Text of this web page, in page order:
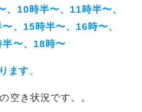
、10時半〜、11時半〜、
、15時半〜、16時〜、
〜、18時〜
ます。
空き状況です。。